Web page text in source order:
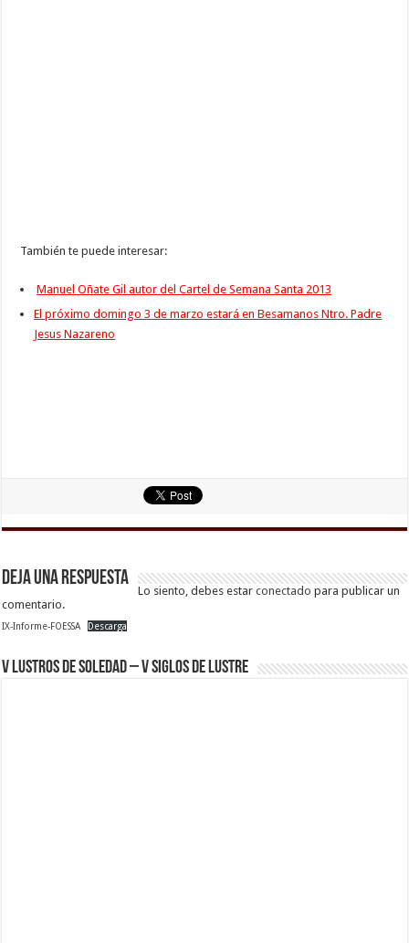
También te puede interesar:
Manuel Oñate Gil autor del Cartel de Semana Santa 2013
El próximo domingo 3 de marzo estará en Besamanos Ntro. Padre
Jesus Nazareno
Deja una respuesta
Lo siento, debes estarconectado para publicar un
comentario.
IX-Informe-FOESSA Descarga
V Lustros de Soledad – V Siglos de Lustre